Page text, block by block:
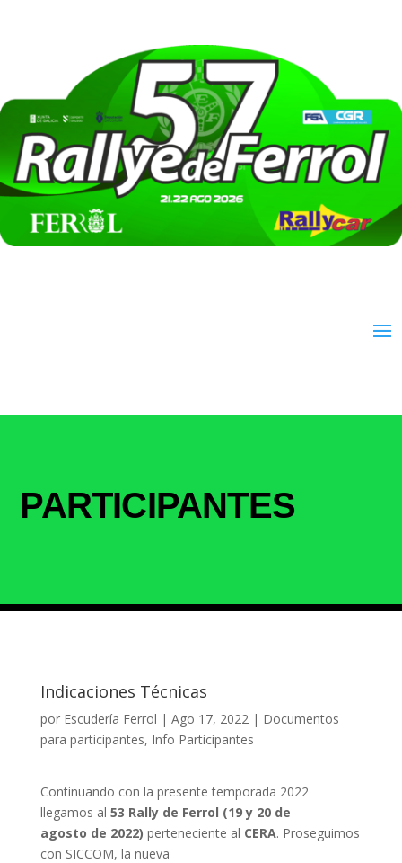
PARTICIPANTES
Indicaciones Técnicas
por Escudería Ferrol | Ago 17, 2022| Documentos
para participantes, Info Participantes
Continuando con la presente temporada 2022
llegamos al 53 Rally de Ferrol (19 y 20 de
agosto de 2022) perteneciente al CERA. Proseguimos
con SICCOM, la nueva